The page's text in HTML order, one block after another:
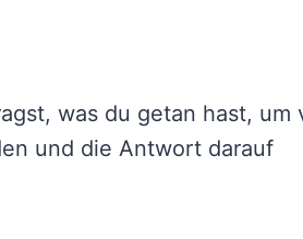
was du getan hast, um
und die Antwort darauf